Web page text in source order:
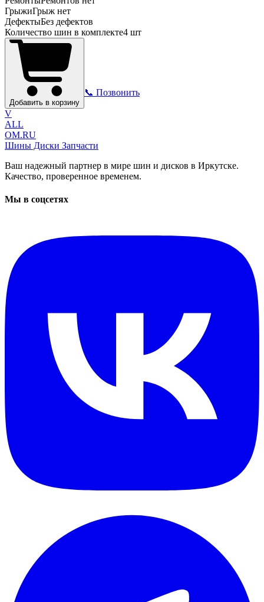
ГрыжиГрыж нет
ДефектыБез дефектов
Количество шин в комплекте4 шт
Добавить в корзину
📞 Позвонить
V
ALL
OM.RU
Шины Диски Запчасти
Ваш надежный партнер в мире шин и дисков в Иркутске.
Качество, проверенное временем.
Мы в соцсетях